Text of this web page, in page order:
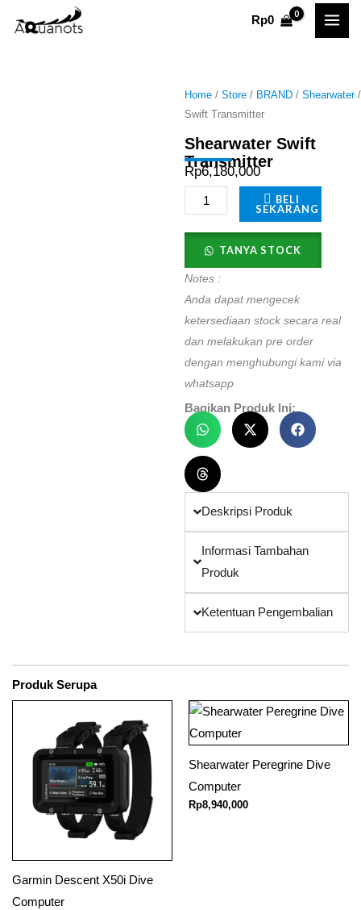
Rp0
Home /Store / BRAND /Shearwater/
Swift Transmitter
Shearwater Swift
Transmitter
Rp6,180,000
Shearwater
Swift
BELI
SEKARANG
TANYA STOCK
Notes :
Anda dapat mengecek
ketersediaan stock secara real
dan melakukan pre order
dengan menghubungi kami via
whatsapp
Bagikan Produk Ini:
Deskripsi Produk
Informasi Tambahan
Produk
Ketentuan Pengembalian
Produk Serupa
Garmin Descent X50i Dive
Computer
Shearwater Peregrine Dive
Computer
Rp8,940,000